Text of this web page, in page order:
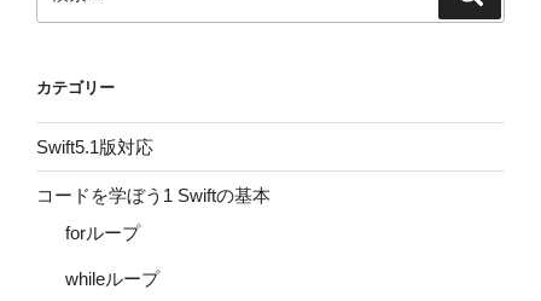
索:
カテゴリー
Swift5.1版対応
コードを学ぼう1 Swiftの基本
forループ
whileループ